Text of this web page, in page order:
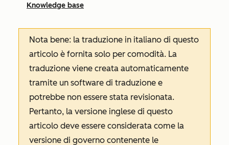
Knowledge base
Nota bene: la traduzione in italiano di questo
articolo è fornita solo per comodità. La
traduzione viene creata automaticamente
tramite un software di traduzione e
potrebbe non essere stata revisionata.
Pertanto, la versione inglese di questo
articolo deve essere considerata come la
versione di governo contenente le